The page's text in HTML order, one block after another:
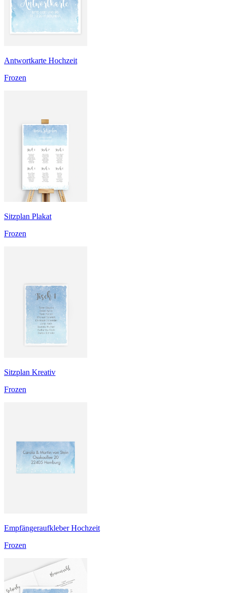
Antwortkarte Hochzeit
Frozen
Sitzplan Plakat
Frozen
Sitzplan Kreativ
Frozen
Empfängeraufkleber Hochzeit
Frozen